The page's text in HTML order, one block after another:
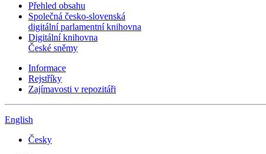
Přehled obsahu
Společná česko-slovenská
digitální parlamentní knihovna
Digitální knihovna
České sněmy
Informace
Rejstříky
Zajímavosti v repozitáři
English
Česky